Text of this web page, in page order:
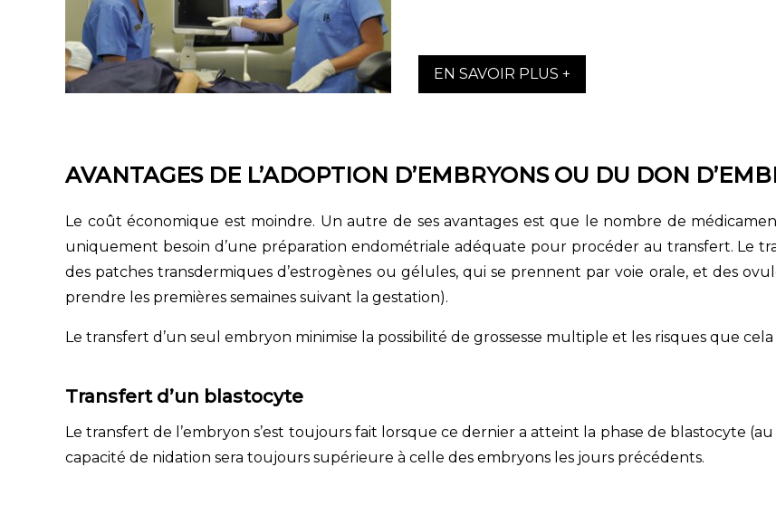
EN SAVOIR PLUS +
AVANTAGES DE L’ADOPTION D’EMBRYONS OU DU DON
Le coût économique est moindre. Un autre de ses avantages est que le nombre de
uniquement besoin d’une préparation endométriale adéquate pour procéder au transfert. Le
des patches transdermiques d’estrogènes ou gélules, qui se prennent par voie orale, et des
prendre les premières semaines suivant la gestation).
Le transfert d’un seul embryon minimise la possibilité de grossesse multiple et les risques que
Transfert d’un blastocyte
Le transfert de l’embryon s’est toujours fait lorsque ce dernier a atteint la phase de blastocyte
capacité de nidation sera toujours supérieure à celle des embryons les jours précédents.